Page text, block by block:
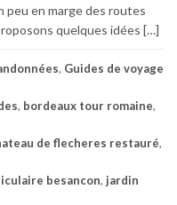
peu en marge des routes
quelques idées […]
, Guides de voyage
, bordeaux tour romaine,
de flecheres restauré,
besancon, jardin